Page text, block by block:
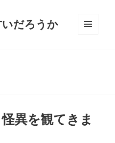
だろうか
異を観てきま